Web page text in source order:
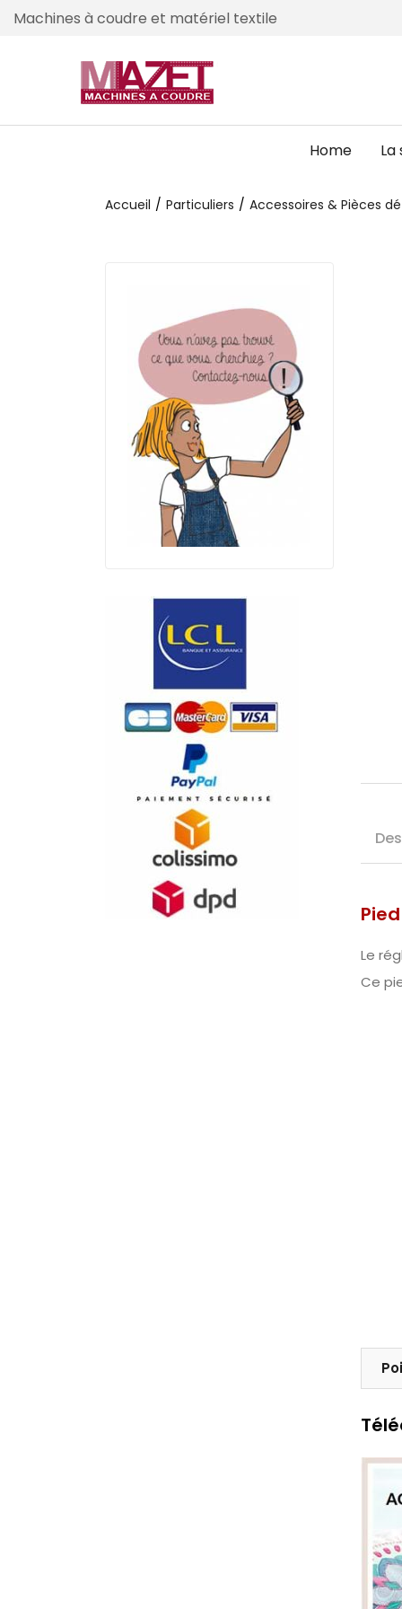
Machines à coudre et matériel textile
Home
Accueil Particuliers Accessoires & Pièces
Le
Ce